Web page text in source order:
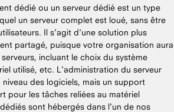
dédié ou un serveur dédié est un type
un serveur complet est loué, sans être
Il s'agit d'une solution plus
partagé, puisque votre organisation aura
incluant le choix du système
utilisé, etc. L'administration du serveur
des logiciels, mais un support
pour les tâches reliées au matériel
sont hébergés dans l'un de nos